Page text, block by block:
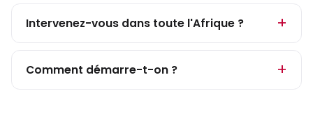
Intervenez-vous dans toute l'Afrique ?
Comment démarre-t-on ?